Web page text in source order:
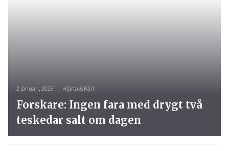
2 januari, 2025 Hjärta & Kärl
Forskare: Ingen fara med drygt två
teskedar salt om dagen